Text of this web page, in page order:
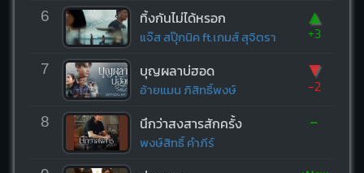
6 ทิ้งกันไม่ได้หรอก
แจ๊ส สปุ๊กนิค ft.เกมส์ สุจิตรา
▲
+3
7 บุญผลาบ่ฮอด
อ้ายแมน ภิสิทธิ์พงษ์
▼
-2
8 นึกว่าสงสารสักครั้ง
พงษ์สิทธิ์ คำภีร์
-